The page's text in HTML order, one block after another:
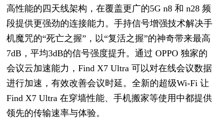
高性能的四天线架构，在覆盖更广的5G n8 和 n28 频
段提供更强劲的连接能力。手持信号增强技术解决手
机魔咒的“死亡之握”，以“复活之握”的神奇带来最高
7dB，平均3dB的信号强度提升。通过 OPPO 独家的
会议云加速能力，Find X7 Ultra 可以对在线会议数据
进行加速，有效改善会议时延。全新的超级Wi-Fi 让
Find X7 Ultra 在穿墙性能、手机搬家等使用中都提供
领先的传输速率与体验。